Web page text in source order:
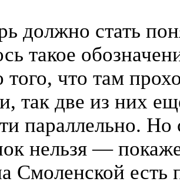
должно стать
такое
что там
так две из них
параллельно. Но
нельзя —
Смоленской есть